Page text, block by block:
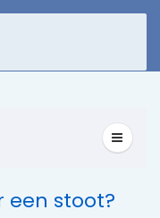
een stoot?